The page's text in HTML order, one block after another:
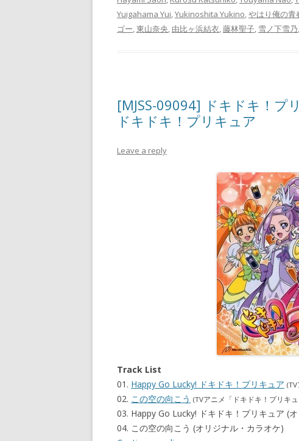
Yuigahama Yui,Yukinoshita Yukino,やはり俺の青
ゴー,東山奈央, 由比ヶ浜結衣,藤林聖子, 雪ノ下雪乃,
[MJSS-09094] ドキドキ！プ
ドキドキ！プリキュア
Leave a reply
Track List
01. Happy Go Lucky! ドキドキ！プリキュア
02. この空の向こう (TVアニメ「ドキドキ！プリキ
03. Happy Go Lucky! ドキドキ！プリキュア (
04. この空の向こう (オリジナル・カラオケ)